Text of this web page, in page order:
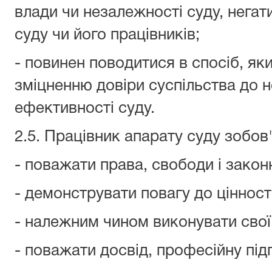
влади чи незалежності суду,
суду чи його працівників;
- повинен поводитися в спосіб,
зміцненню довіри суспільства до
ефективності суду.
2.5. Працівник апарату суду
- поважати права, свободи і
- демонструвати повагу до
- належним чином виконувати
- поважати досвід, професійну